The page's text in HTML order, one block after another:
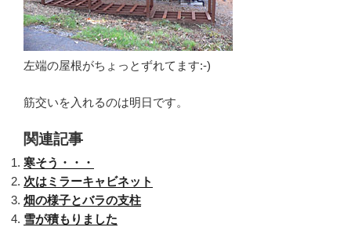
左端の屋根がちょっとずれてます:-)
筋交いを入れるのは明日です。
関連記事
寒そう・・・
次はミラーキャビネット
畑の様子とバラの支柱
雪が積もりました